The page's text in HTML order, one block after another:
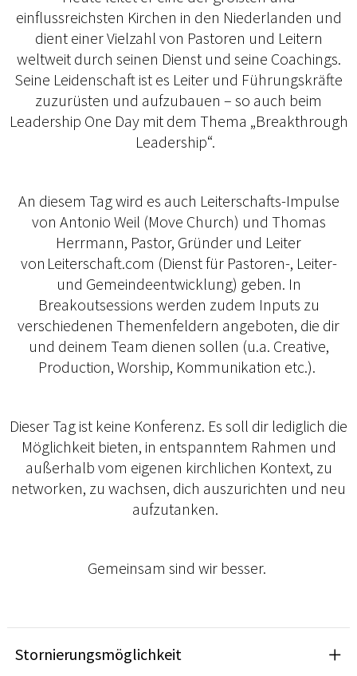
einflussreichsten Kirchen in den Niederlanden und
dient einer Vielzahl von Pastoren und Leitern
weltweit durch seinen Dienst und seine Coachings.
Seine Leidenschaft ist es Leiter und Führungskräfte
zuzurüsten und aufzubauen – so auch beim
Leadership One Day mit dem Thema „Breakthrough
Leadership“.
An diesem Tag wird es auch Leiterschafts-Impulse
von Antonio Weil (Move Church) und Thomas
Herrmann, Pastor, Gründer und Leiter
von Leiterschaft.com (Dienst für Pastoren-, Leiter-
und Gemeindeentwicklung) geben. In
Breakoutsessions werden zudem Inputs zu
verschiedenen Themenfeldern angeboten, die dir
und deinem Team dienen sollen (u.a. Creative,
Production, Worship, Kommunikation etc.).
Dieser Tag ist keine Konferenz. Es soll dir lediglich die
Möglichkeit bieten, in entspanntem Rahmen und
außerhalb vom eigenen kirchlichen Kontext, zu
networken, zu wachsen, dich auszurichten und neu
aufzutanken.
Gemeinsam sind wir besser.
Stornierungsmöglichkeit